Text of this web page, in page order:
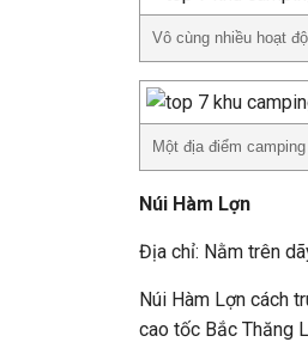
Vô cùng nhiều hoạt
Một địa điểm
Núi Hàm Lợn
Địa chỉ: Nằm trên
Núi Hàm Lợn cách
cao tốc Bắc Thăng